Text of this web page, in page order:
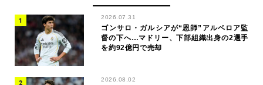
2026.07.31
ゴンサロ・ガルシアが“恩師”アルベロア監
督の下へ…マドリー、下部組織出身の2選手
を約92億円で売却
2026.08.02